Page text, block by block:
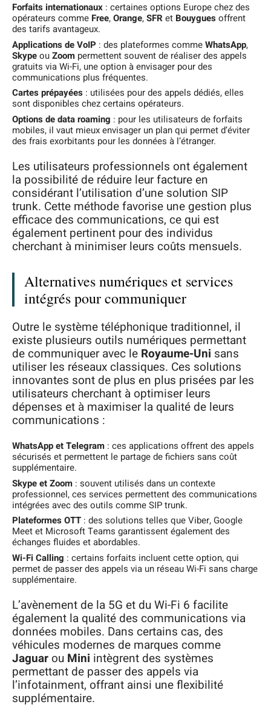
Forfaits internationaux : certaines options Europe chez des
opérateurs comme Free,Orange,SFR et Bouyguesoffrent
des tarifs avantageux.
Applications de VoIP : des plateformes commeWhatsApp,
SkypeouZoom permettent souvent de réaliser des appels
gratuits via Wi-Fi, une option à envisager pour des
communications plus fréquentes.
Cartes prépayées : utilisées pour des appels dédiés, elles
sont disponibles chez certains opérateurs.
Options de data roaming : pour les utilisateurs de forfaits
mobiles, il vaut mieux envisager un plan qui permet d’éviter
des frais exorbitants pour les données à l’étranger.
Les utilisateurs professionnels ont également
la possibilité de réduire leur facture en
considérant l’utilisation d’une solution SIP
trunk. Cette méthode favorise une gestion plus
efficace des communications, ce qui est
également pertinent pour des individus
cherchant à minimiser leurs coûts mensuels.
Alternatives numériques et services
intégrés pour communiquer
Outre le système téléphonique traditionnel, il
existe plusieurs outils numériques permettant
de communiquer avec le Royaume-Uni sans
utiliser les réseaux classiques. Ces solutions
innovantes sont de plus en plus prisées par les
utilisateurs cherchant à optimiser leurs
dépenses et à maximiser la qualité de leurs
communications :
WhatsApp et Telegram : ces applications offrent des appels
sécurisés et permettent le partage de fichiers sans coût
supplémentaire.
Skype et Zoom : souvent utilisés dans un contexte
professionnel, ces services permettent des communications
intégrées avec des outils comme SIP trunk.
Plateformes OTT : des solutions telles que Viber, Google
Meet et Microsoft Teams garantissent également des
échanges fluides et abordables.
Wi-Fi Calling : certains forfaits incluent cette option, qui
permet de passer des appels via un réseau Wi-Fi sans charge
supplémentaire.
L’avènement de la 5G et du Wi-Fi 6 facilite
également la qualité des communications via
données mobiles. Dans certains cas, des
véhicules modernes de marques comme
Jaguar ou Mini intègrent des systèmes
permettant de passer des appels via
l’infotainment, offrant ainsi une flexibilité
supplémentaire.